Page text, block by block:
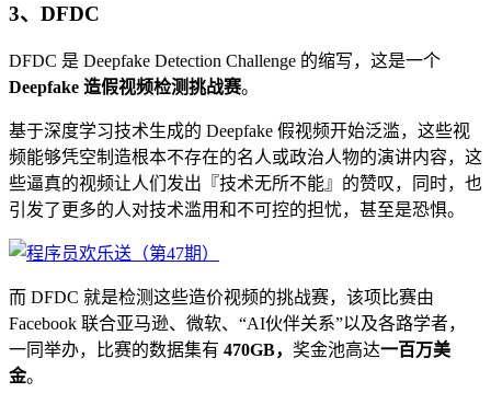
3、DFDC
DFDC 是 Deepfake Detection Challenge 的缩写，这是一个
Deepfake 造假视频检测挑战赛。
基于深度学习技术生成的 Deepfake 假视频开始泛滥，这些视
频能够凭空制造根本不存在的名人或政治人物的演讲内容，这
些逼真的视频让人们发出『技术无所不能』的赞叹，同时，也
引发了更多的人对技术滥用和不可控的担忧，甚至是恐惧。
而 DFDC 就是检测这些造价视频的挑战赛，该项比赛由
Facebook 联合亚马逊、微软、“AI伙伴关系”以及各路学者，
一同举办，比赛的数据集有 470GB， 奖金池高达一百万美
金。